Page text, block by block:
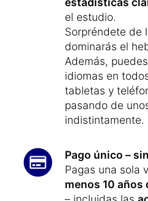
ameno y
Mide tu
El programa te
estadísticas
el estudio.
Sorpréndete de
dominarás el
tabletas y
pasando de
indistintamente.